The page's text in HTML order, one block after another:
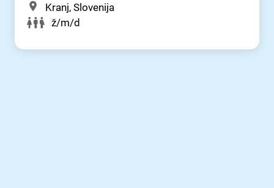
Kranj, Slovenija
ž/m/d